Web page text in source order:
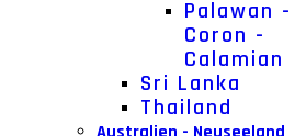
Palawan -
Coron -
Calamian
Sri Lanka
Thailand